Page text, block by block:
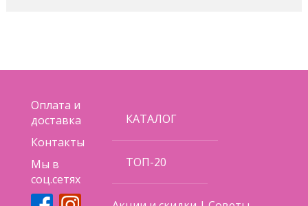
Оплата и
доставка
Контакты
Мы в
соц.сетях
КАТАЛОГ
ТОП-20